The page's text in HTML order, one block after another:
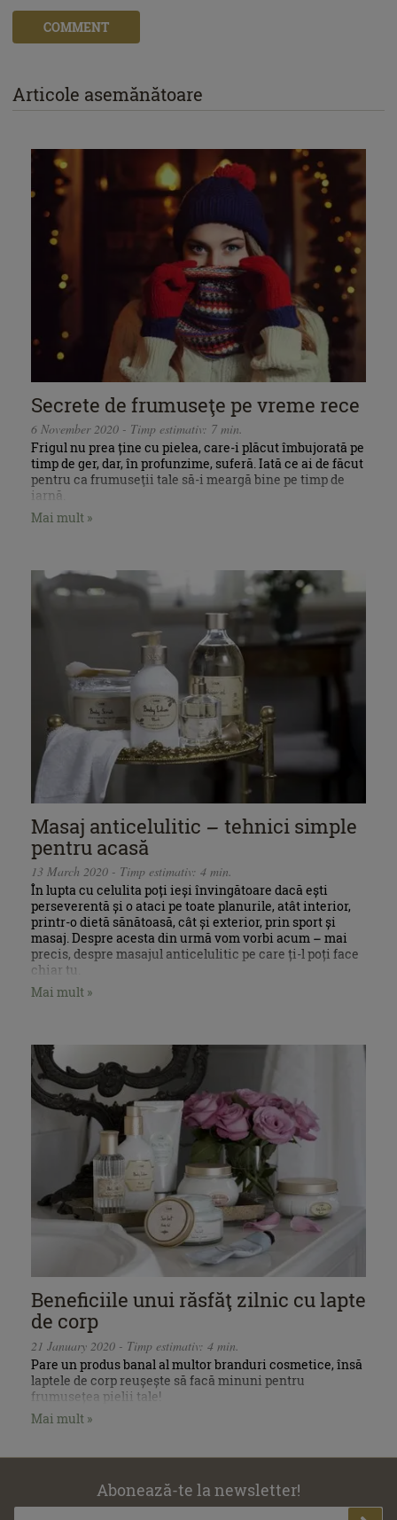
COMMENT
Articole asemănătoare
Secrete de frumuseţe pe vreme rece
6 November 2020 - Timp estimativ: 7 min.
Frigul nu prea ține cu pielea, care-i plăcut îmbujorată pe
timp de ger, dar, în profunzime, suferă. Iată ce ai de făcut
pentru ca frumuseţii tale să-i meargă bine pe timp de
iarnă.
Mai mult »
Masaj anticelulitic – tehnici simple
pentru acasă
13 March 2020 - Timp estimativ: 4 min.
În lupta cu celulita poți ieși învingătoare dacă ești
perseverentă și o ataci pe toate planurile, atât interior,
printr-o dietă sănătoasă, cât și exterior, prin sport și
masaj. Despre acesta din urmă vom vorbi acum – mai
precis, despre masajul anticelulitic pe care ți-l poți face
chiar tu.
Mai mult »
Beneficiile unui răsfăţ zilnic cu lapte
de corp
21 January 2020 - Timp estimativ: 4 min.
Pare un produs banal al multor branduri cosmetice, însă
laptele de corp reușește să facă minuni pentru
frumusețea pielii tale!
Mai mult »
Abonează-te la newsletter!